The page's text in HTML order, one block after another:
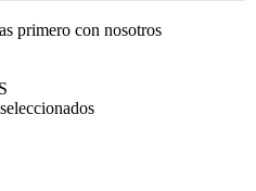
primero con nosotros